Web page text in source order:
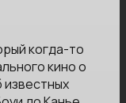
когда-то
кино о